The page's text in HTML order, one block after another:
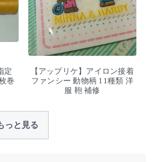
定
巻
【アップリケ】アイロン接着
ファンシー 動物柄 11種類 洋
服 鞄 補修
っと見る